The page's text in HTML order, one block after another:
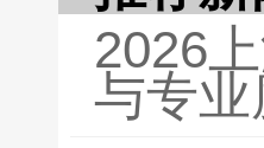
2026
与专